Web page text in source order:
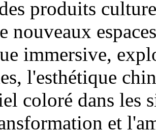
produits
nouveaux
immersive,
l'esthétique
coloré dans les
et